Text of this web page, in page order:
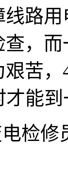
路
，
苦
才能
检